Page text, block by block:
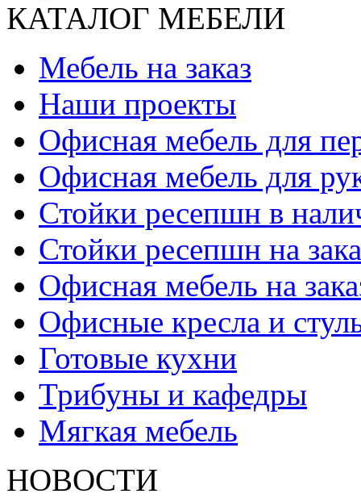
КАТАЛОГ МЕБЕЛИ
Мебель на заказ
Наши проекты
Офисная мебель для
Офисная мебель для
Стойки ресепшн в
Стойки ресепшн на
Офисная мебель на
Офисные кресла и
Готовые кухни
Трибуны и кафедры
Мягкая мебель
НОВОСТИ